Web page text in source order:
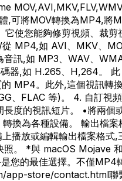
,可將MOV轉換為MP4,
使您能夠修剪視頻、裁
MP4,如 AVI、MKV、
訊,如 MP3、WAV、
器,如 H.265、H,264。
MP4。此外,這個視訊
、FLAC 等)。 4. 自訂視
度的視訊短片。 •將兩
轉換為各種設備。 輸出
播放或編輯輸出檔案格
照。 *與 macOS Mojave
是您的最佳選擇。不
store/contact.html聯